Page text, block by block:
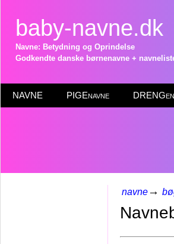
baby-navne.dk
Navne: Betydning og Oprindelse
Godkendte danske børnenavne +
NAVNE PIGEnavne
navne→